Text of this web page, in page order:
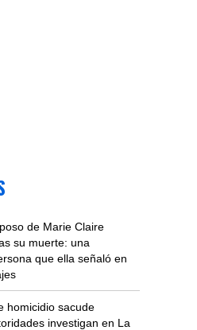
de Marie Claire
su muerte: una
que ella señaló en
homicidio sacude
investigan en La